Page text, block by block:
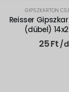
GIPSZKARTON
Reisser
(dübel)
25Ft/